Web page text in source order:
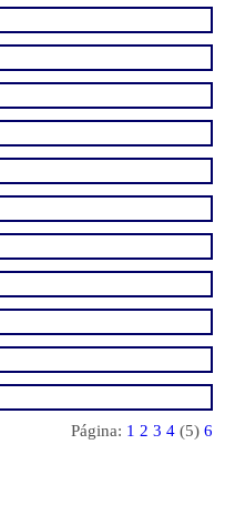
Página: 1 2 3 4 (5) 6